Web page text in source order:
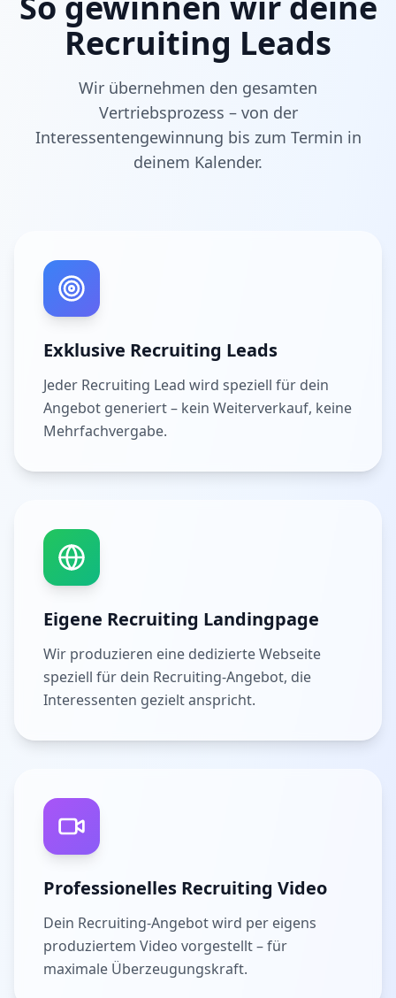
Recruiting Leads
Wir übernehmen den gesamten
Vertriebsprozess – von der
Interessentengewinnung bis zum Termin in
deinem Kalender.
Exklusive Recruiting Leads
Jeder Recruiting Lead wird speziell für dein
Angebot generiert – kein Weiterverkauf, keine
Mehrfachvergabe.
Eigene Recruiting Landingpage
Wir produzieren eine dedizierte Webseite
speziell für dein Recruiting-Angebot, die
Interessenten gezielt anspricht.
Professionelles Recruiting Video
Dein Recruiting-Angebot wird per eigens
produziertem Video vorgestellt – für
maximale Überzeugungskraft.